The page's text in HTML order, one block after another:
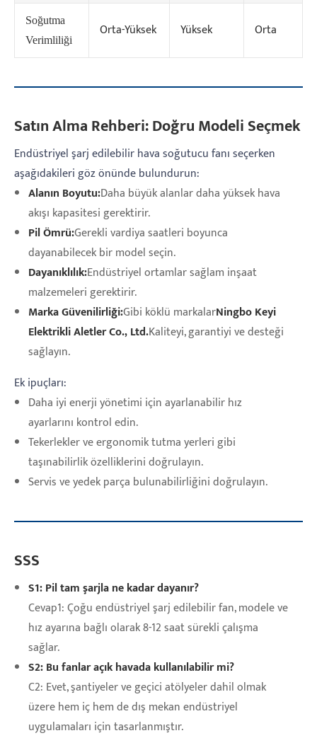
Soğutma
Verimliliği
Orta-Yüksek Yüksek Orta
Satın Alma Rehberi: Doğru Modeli Seçmek
Endüstriyel şarj edilebilir hava soğutucu fanı seçerken
aşağıdakileri göz önünde bulundurun:
Alanın Boyutu:Daha büyük alanlar daha yüksek hava
akışı kapasitesi gerektirir.
Pil Ömrü:Gerekli vardiya saatleri boyunca
dayanabilecek bir model seçin.
Dayanıklılık:Endüstriyel ortamlar sağlam inşaat
malzemeleri gerektirir.
Marka Güvenilirliği:Gibi köklü markalarNingbo Keyi
Elektrikli Aletler Co., Ltd.Kaliteyi, garantiyi ve desteği
sağlayın.
Ek ipuçları:
Daha iyi enerji yönetimi için ayarlanabilir hız
ayarlarını kontrol edin.
Tekerlekler ve ergonomik tutma yerleri gibi
taşınabilirlik özelliklerini doğrulayın.
Servis ve yedek parça bulunabilirliğini doğrulayın.
SSS
S1: Pil tam şarjla ne kadar dayanır?
Cevap1: Çoğu endüstriyel şarj edilebilir fan, modele ve
hız ayarına bağlı olarak 8-12 saat sürekli çalışma
sağlar.
S2: Bu fanlar açık havada kullanılabilir mi?
C2: Evet, şantiyeler ve geçici atölyeler dahil olmak
üzere hem iç hem de dış mekan endüstriyel
uygulamaları için tasarlanmıştır.